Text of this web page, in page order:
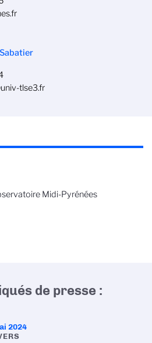
tlse3.fr
Midi-Pyrénées
de presse :
2024